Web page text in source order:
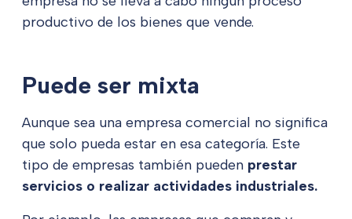
productivo de los bienes que vende.
Puede ser mixta
Aunque sea una empresa comercial no significa
que solo pueda estar en esa categoría. Este
tipo de empresas también pueden prestar
servicios o realizar actividades industriales.